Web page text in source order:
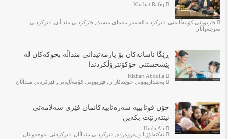
Khabat Rafiq
فێربوونی كۆمەڵایەتی ,فێركردنە لەسەر بنەماى مێشك ,فێركردنى منداڵان ,فێركردنى
نەوجەوانان
ڕێگا ئاسانەکان بۆ یارمەتیدانی منداڵە بچوکەکان لە
پێشخستنی خۆکۆنترۆڵکردندا
Kizhan Abdulla
بەشداربوونی خوێندكاران ,فێربوونی كۆمەڵایەتی ,فێركردنى منداڵان
چۆن قوتابییە سەرەتاییەکانمان فێری سەلامەتی
ئینتەرنێت بکەین
Huda Ali
تەكنەلۆژيا و پەروەردە ,فێركردنى منداڵان ,فێركردنى نەوجەوانان